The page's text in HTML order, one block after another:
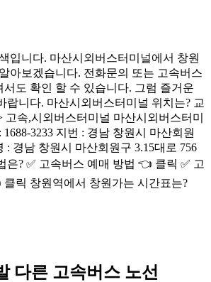
입니다. 마산시외버스터미널에서 창원
아보겠습니다. 전화문의 또는 고속버스
도 확인 할 수 있습니다. 그럼 즐거운
랍니다. 마산시외버스터미널 위치는? 교
고속,시외버스터미널 마산시외버스터미
3233 지번 : 경남 창원시 마산회원
: 경남 창원시 마산회원구 3.15대로 756
은? ✅ 고속버스 예매 방법 👈 클릭 ✅ 고
릭 창원역에서 창원가는 시간표는?
다른 고속버스 노선